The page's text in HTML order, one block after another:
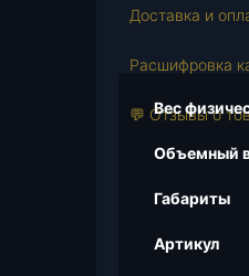
о
о
а
Доставка и
Расшифровка
💬 Отзывы о
Вес
Объемный
Габариты
Артикул